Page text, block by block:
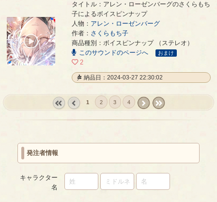
アレン・ローゼンバーグのさくらもち子によるボイスピンナップ
00:00
00:33
タイトル：アレン・ローゼンバーグのさくらもち
子によるボイスピンナップ
人物： アレン・ローゼンバーグ
作者： さくらもち子
商品種別：ボイスピンナップ （ステレオ）
このサウンドのページへ
おまけ
2
納品日：2024-03-27 22:30:02
1 2 3 4
発注者情報
キャラクター
名